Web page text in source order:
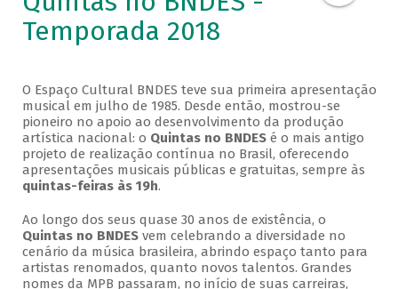
Temporada 2018
O Espaço Cultural BNDES teve sua primeira apresentação
musical em julho de 1985. Desde então, mostrou-se
pioneiro no apoio ao desenvolvimento da produção
artística nacional: o Quintas no BNDESé o mais antigo
projeto de realização contínua no Brasil, oferecendo
apresentações musicais públicas e gratuitas, sempre às
quintas-feiras às 19h.
Ao longo dos seus quase 30 anos de existência, o
Quintas no BNDESvem celebrando a diversidade no
cenário da música brasileira, abrindo espaço tanto para
artistas renomados, quanto novos talentos. Grandes
nomes da MPB passaram, no início de suas carreiras,